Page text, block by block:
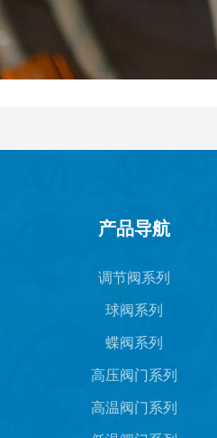
产品导航
调节阀系列
球阀系列
蝶阀系列
高压阀门系列
高温阀门系列